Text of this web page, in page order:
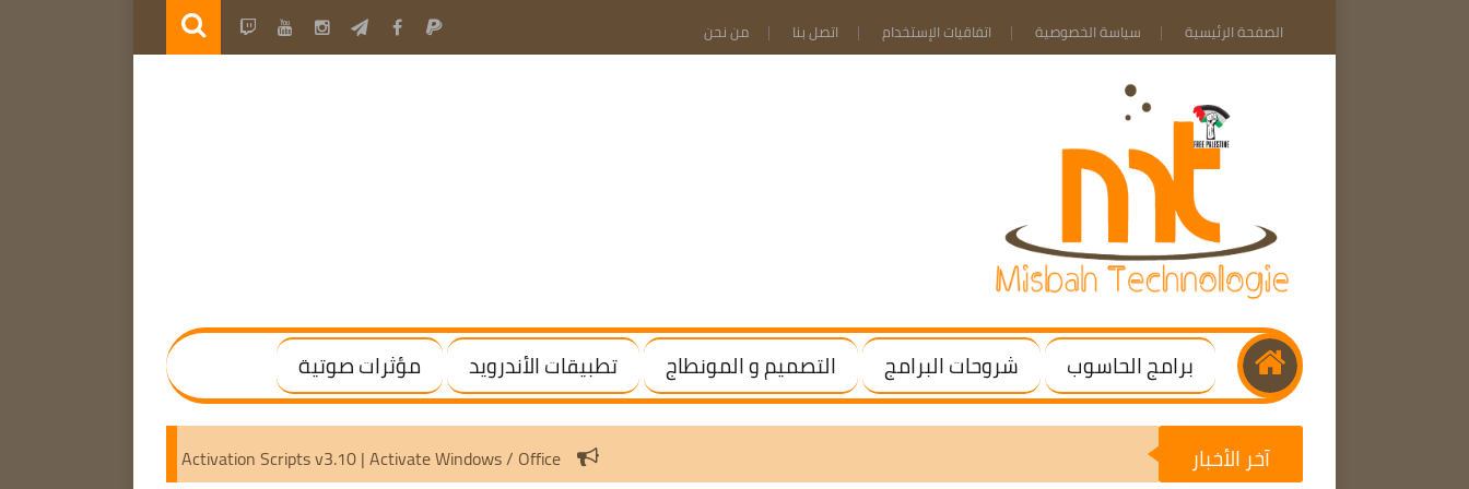
الصفحة الرئيسية سياسة الخصوصية اتفاقيات الإستخدام اتصل بنا من نحن
برامج الحاسوب شروحات البرامج التصميم و المونطاج تطبيقات الأندرويد مؤثرات صوتية
آخر الأخبار Microsoft Activation Scripts v3.10 | Activate Windows / Office